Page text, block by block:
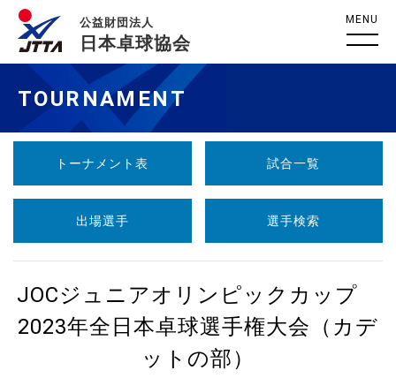
公益財団法人
日本卓球協会
MENU
TOURNAMENT
トーナメント表 試合一覧
出場選手 選手検索
JOCジュニアオリンピックカップ
2023年全日本卓球選手権大会（カデ
ットの部）